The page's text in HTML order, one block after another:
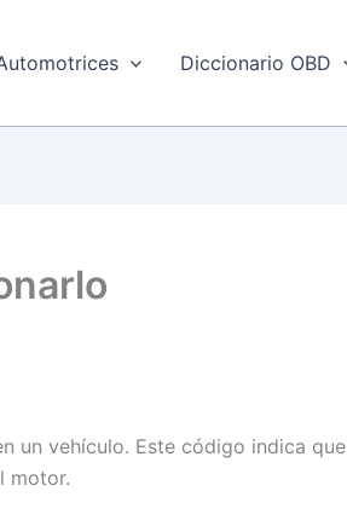
Diccionario OBD
un vehículo. Este código indica que
motor.